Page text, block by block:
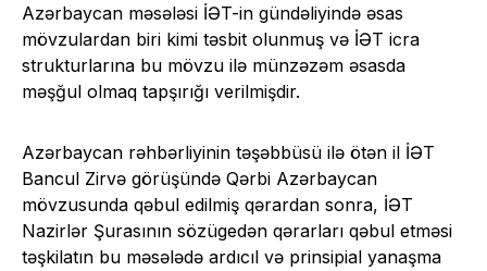
Azərbaycan məsələsi İƏT-in gündəliyində əsas
mövzulardan biri kimi təsbit olunmuş və İƏT icra
strukturlarına bu mövzu ilə münzəzəm əsasda
məşğul olmaq tapşırığı verilmişdir.
Azərbaycan rəhbərliyinin təşəbbüsü ilə ötən il İƏT
Bancul Zirvə görüşündə Qərbi Azərbaycan
mövzusunda qəbul edilmiş qərardan sonra, İƏT
Nazirlər Şurasının sözügedən qərarları qəbul etməsi
təşkilatın bu məsələdə ardıcıl və prinsipial yanaşma